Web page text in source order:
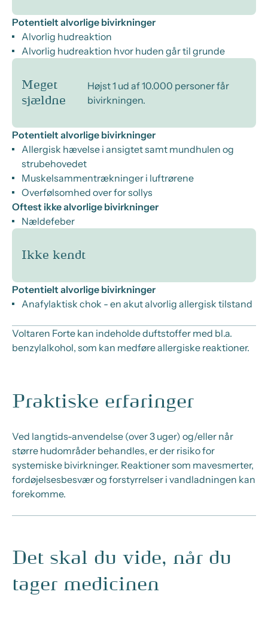
Potentielt alvorlige bivirkninger
Alvorlig hudreaktion
Alvorlig hudreaktion hvor huden går til grunde
Meget
sjældne
Højst 1 ud af 10.000 personer får
bivirkningen.
Potentielt alvorlige bivirkninger
Allergisk hævelse i ansigtet samt mundhulen og
strubehovedet
Muskelsammentrækninger i luftrørene
Overfølsomhed over for sollys
Oftest ikke alvorlige bivirkninger
Nældefeber
Ikke kendt
Potentielt alvorlige bivirkninger
Anafylaktisk chok - en akut alvorlig allergisk tilstand
Voltaren Forte kan indeholde duftstoffer med bl.a.
benzylalkohol, som kan medføre allergiske reaktioner.
Praktiske erfaringer
Ved langtids-anvendelse (over 3 uger) og/eller når
større hudområder behandles, er der risiko for
systemiske bivirkninger. Reaktioner som mavesmerter,
fordøjelsesbesvær og forstyrrelser i vandladningen kan
forekomme.
Det skal du vide, når du
tager medicinen